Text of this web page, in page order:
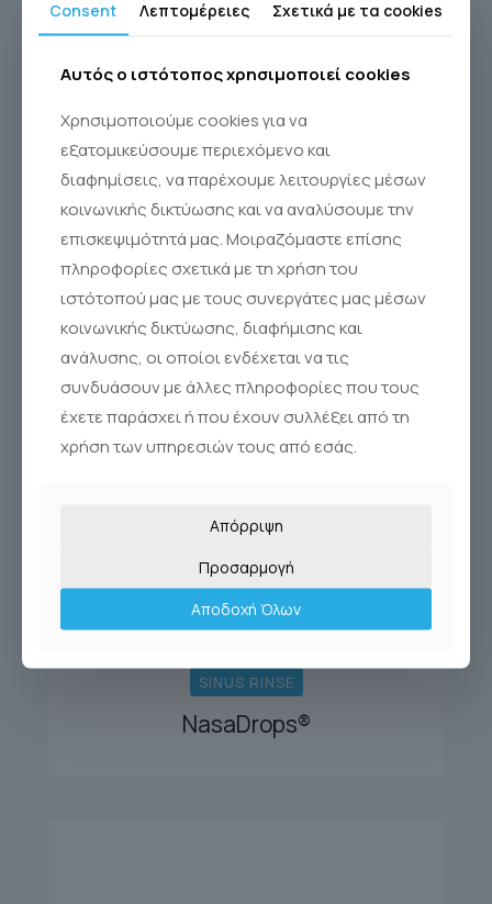
Θερινή ώρα: όταν το ρολόι πηγαίνει μπροστά, αλλά ο ύπνος
μένει πίσω
Διαβάστε Περισσότερα
SINUS RINSE
NasaDrops®
Consent Λεπτομέρειες Σχετικά με τα cookies
Αυτός ο ιστότοπος χρησιμοποιεί cookies
Χρησιμοποιούμε cookies για να
εξατομικεύσουμε περιεχόμενο και
διαφημίσεις, να παρέχουμε λειτουργίες μέσων
κοινωνικής δικτύωσης και να αναλύσουμε την
επισκεψιμότητά μας. Μοιραζόμαστε επίσης
πληροφορίες σχετικά με τη χρήση του
ιστότοπού μας με τους συνεργάτες μας μέσων
κοινωνικής δικτύωσης, διαφήμισης και
ανάλυσης, οι οποίοι ενδέχεται να τις
συνδυάσουν με άλλες πληροφορίες που τους
έχετε παράσχει ή που έχουν συλλέξει από τη
χρήση των υπηρεσιών τους από εσάς.
Απόρριψη
Προσαρμογή
Αποδοχή Όλων